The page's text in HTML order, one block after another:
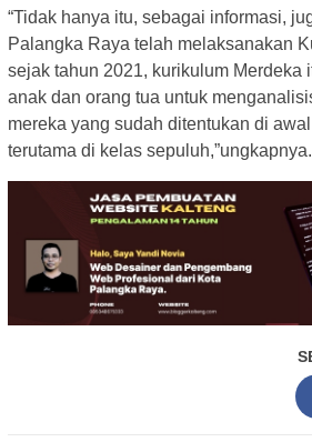
“Tidak hanya itu, sebagai informasi,
Palangka Raya telah melaksanakan
sejak tahun 2021, kurikulum Merdeka
anak dan orang tua untuk
mereka yang sudah ditentukan di
terutama di kelas sepuluh,”ungkapnya.